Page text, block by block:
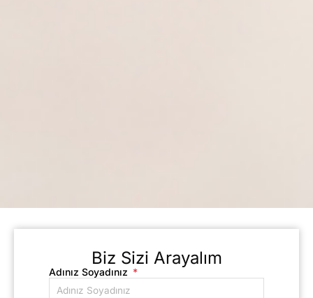
Biz Sizi Arayalım
Adınız Soyadınız